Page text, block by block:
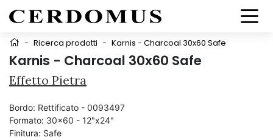
- Ricerca prodotti - Karnis - Charcoal 30x60 Safe
Karnis - Charcoal 30x60 Safe
Effetto Pietra
Bordo: Rettificato - 0093497
Formato: 30x60 - 12"x24"
Finitura: Safe